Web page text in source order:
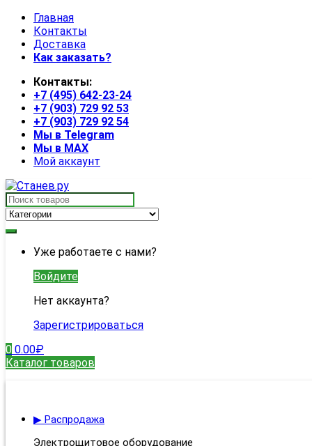
Skip
navigation
Skip
content
Главная
Контакты
Доставка
Как заказать?
Контакты:
+7 (495) 642-23-24
+7 (903) 729 92 53
+7 (903) 729 92 54
Мы в Telegram
Мы в MAX
Мой аккаунт
Search
for:
Уже работаете с нами?
Войдите
Нет аккаунта?
Зарегистрироваться
0 0.00₽
Каталог товаров
▶ Распродажа
Электрощитовое оборудование